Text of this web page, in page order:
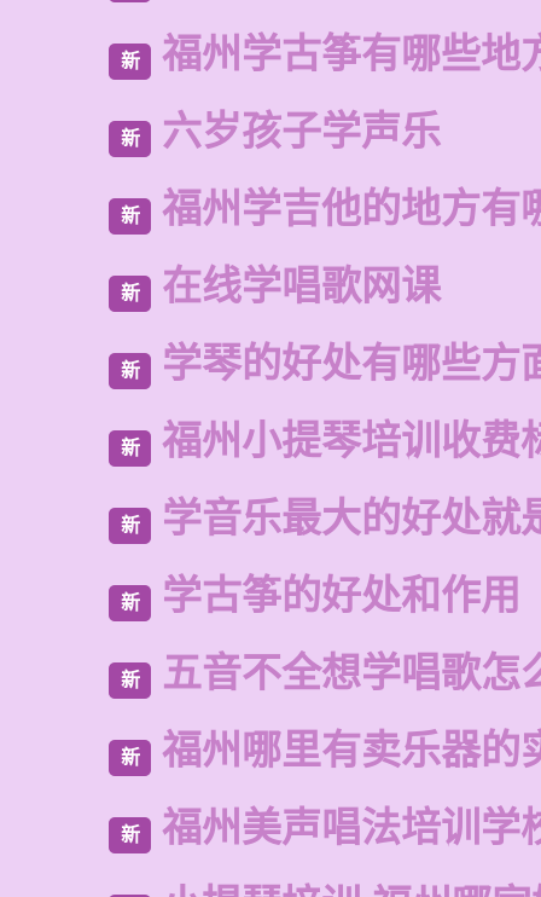
新 福州学古筝有哪些地
新 六岁孩子学声乐
新 福州学吉他的地方有
新 在线学唱歌网课
新 学琴的好处有哪些方
新 福州小提琴培训收费
新 学音乐最大的好处就
新 学古筝的好处和作用
新 五音不全想学唱歌怎
新 福州哪里有卖乐器的
新 福州美声唱法培训学